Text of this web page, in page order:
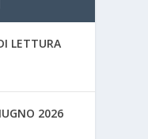
LETTURA
2026